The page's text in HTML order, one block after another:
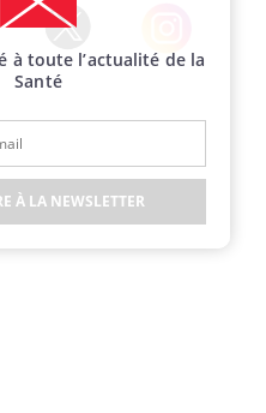
Twitter Instagram
à toute l’actualité de la
Santé
À LA NEWSLETTER